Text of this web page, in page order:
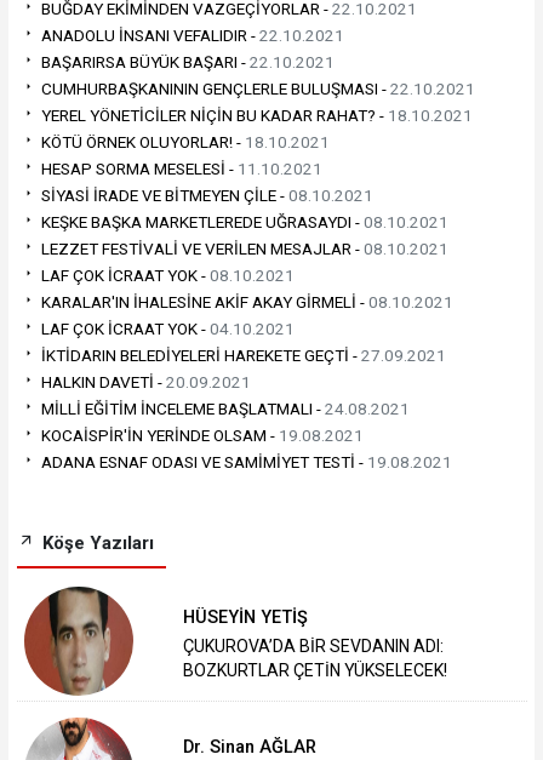
BUĞDAY EKİMİNDEN VAZGEÇİYORLAR -22.10.2021
ANADOLU İNSANI VEFALIDIR -22.10.2021
BAŞARIRSA BÜYÜK BAŞARI -22.10.2021
CUMHURBAŞKANININ GENÇLERLE BULUŞMASI -22.10.2021
YEREL YÖNETİCİLER NİÇİN BU KADAR RAHAT? - 18.10.2021
KÖTÜ ÖRNEK OLUYORLAR! - 18.10.2021
HESAP SORMA MESELESİ - 11.10.2021
SİYASİ İRADE VE BİTMEYEN ÇİLE -08.10.2021
KEŞKE BAŞKA MARKETLEREDE UĞRASAYDI -08.10.2021
LEZZET FESTİVALİ VE VERİLEN MESAJLAR -08.10.2021
LAF ÇOK İCRAAT YOK -08.10.2021
KARALAR'IN İHALESİNE AKİF AKAY GİRMELİ -08.10.2021
LAF ÇOK İCRAAT YOK -04.10.2021
İKTİDARIN BELEDİYELERİ HAREKETE GEÇTİ -27.09.2021
HALKIN DAVETİ -20.09.2021
MİLLİ EĞİTİM İNCELEME BAŞLATMALI -24.08.2021
KOCAİSPİR'İN YERİNDE OLSAM - 19.08.2021
ADANA ESNAF ODASI VE SAMİMİYET TESTİ - 19.08.2021
Köşe Yazıları
HÜSEYİN YETİŞ
ÇUKUROVA’DA BİR SEVDANIN ADI:
BOZKURTLAR ÇETİN YÜKSELECEK!
Dr. Sinan AĞLAR